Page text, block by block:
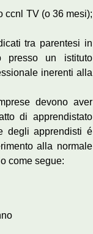
ccnl TV (o 36 mesi);
tra parentesi in
presso un istituto
inerenti alla
devono aver
di apprendistato
degli apprendisti é
alla normale
come segue: